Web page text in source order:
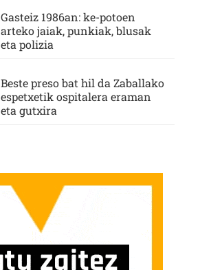
Gasteiz 1986an: ke-potoen
arteko jaiak, punkiak, blusak
eta polizia
Beste preso bat hil da Zaballako
espetxetik ospitalera eraman
eta gutxira